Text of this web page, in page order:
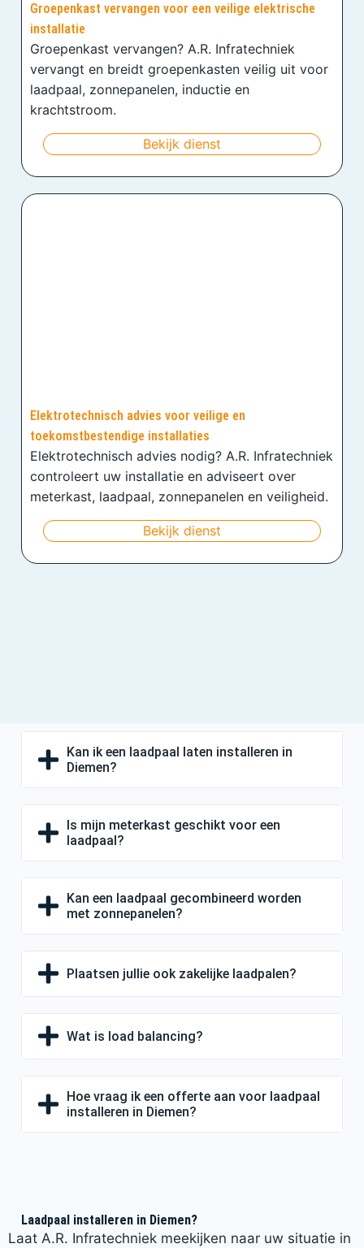
Groepenkast vervangen voor een veilige elektrische
installatie
Groepenkast vervangen? A.R. Infratechniek
vervangt en breidt groepenkasten veilig uit voor
laadpaal, zonnepanelen, inductie en
krachtstroom.
Bekijk dienst
Elektrotechnisch advies voor veilige en
toekomstbestendige installaties
Elektrotechnisch advies nodig? A.R. Infratechniek
controleert uw installatie en adviseert over
meterkast, laadpaal, zonnepanelen en veiligheid.
Bekijk dienst
Kan ik een laadpaal laten installeren in
Diemen?
Is mijn meterkast geschikt voor een
laadpaal?
Kan een laadpaal gecombineerd worden
met zonnepanelen?
Plaatsen jullie ook zakelijke laadpalen?
Wat is load balancing?
Hoe vraag ik een offerte aan voor laadpaal
installeren in Diemen?
Laadpaal installeren in Diemen?
Laat A.R. Infratechniek meekijken naar uw situatie in